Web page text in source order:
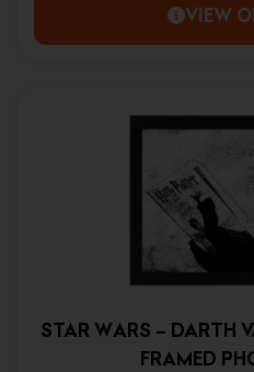
VIEW
STAR WARS – DARTH VADER
FRAMED